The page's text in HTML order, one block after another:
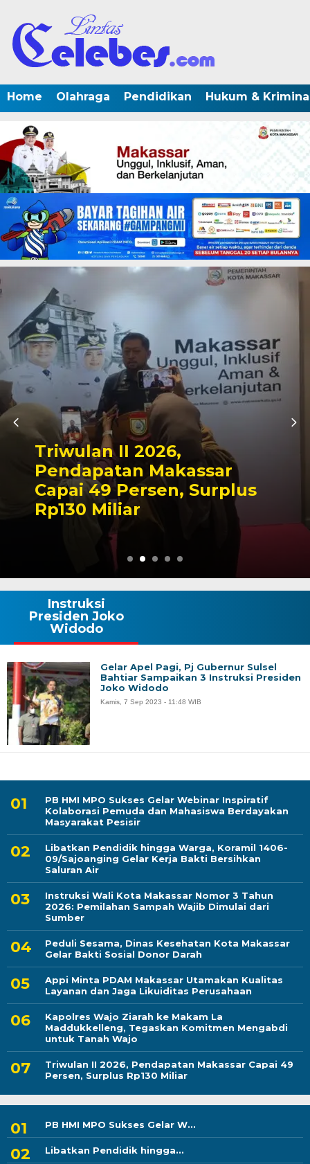
Home Olahraga Pendidikan Hukum &
Surplus
Kapolres Wajo
Makam La
Tegaskan
Mengabdi
PB HMI MPO Sukses Gelar Webinar Inspiratif
Kolaborasi Pemuda dan Mahasiswa Berdayakan
Masyarakat Pesisir
Libatkan Pendidik hingga Warga, Koramil 1406-
09/Sajoanging Gelar Kerja Bakti Bersihkan
Saluran Air
Instruksi Wali Kota Makassar Nomor 3 Tahun
2026: Pemilahan Sampah Wajib Dimulai dari
Sumber
Peduli Sesama, Dinas Kesehatan Kota Makassar
Gelar Bakti Sosial Donor Darah
Appi Minta PDAM Makassar Utamakan Kualitas
Layanan dan Jaga Likuiditas Perusahaan
Kapolres Wajo Ziarah ke Makam La
Maddukkelleng, Tegaskan Komitmen Mengabdi
untuk Tanah Wajo
Triwulan II 2026, Pendapatan Makassar Capai 49
Persen, Surplus Rp130 Miliar
PB HMI MPO Sukses Gelar W...
Libatkan Pendidik hingga...
Instruksi
Presiden Joko
Widodo
Gelar Apel Pagi, Pj Gubernur Sulsel
Bahtiar Sampaikan 3 Instruksi Presiden
Joko Widodo
Kamis, 7 Sep 2023 - 11:48 WIB